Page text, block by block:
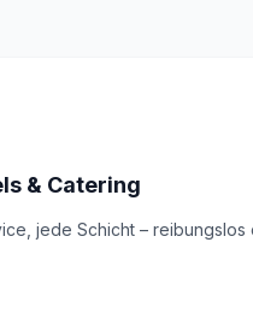
& Catering
jede Schicht – reibungslos